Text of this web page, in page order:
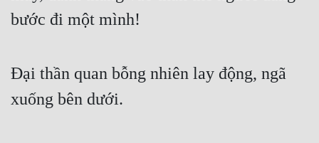
bước đi một mình!
Đại thần quan bỗng nhiên lay động, ngã
xuống bên dưới.